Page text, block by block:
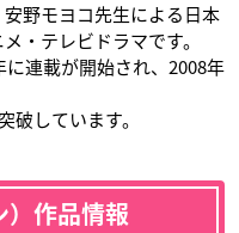
安野モヨコ先生による日本
・テレビドラマです。
連載が開始され、2008年
破しています。
）作品情報